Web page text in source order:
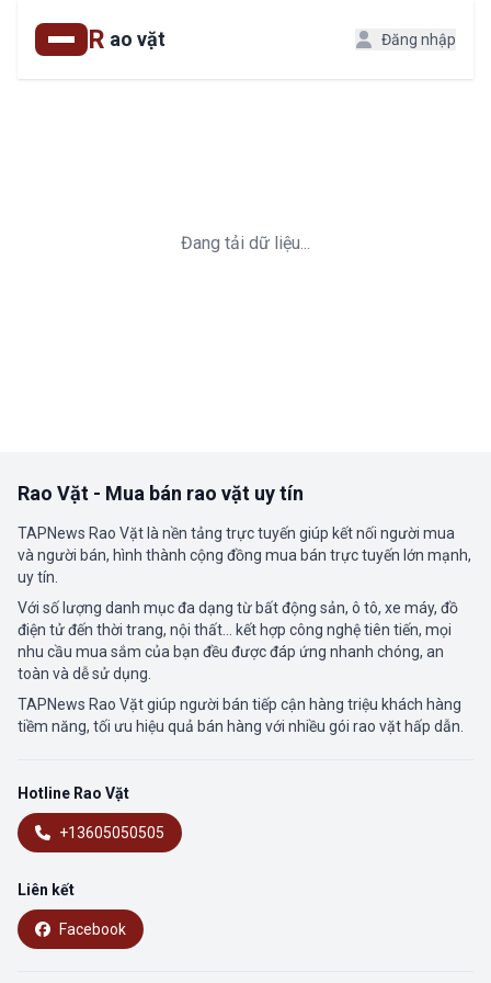
R ao vặt Đăng nhập
Đang tải dữ liệu...
Rao Vặt - Mua bán rao vặt uy tín
TAPNews Rao Vặt là nền tảng trực tuyến giúp kết nối người mua
và người bán, hình thành cộng đồng mua bán trực tuyến lớn mạnh,
uy tín.
Với số lượng danh mục đa dạng từ bất động sản, ô tô, xe máy, đồ
điện tử đến thời trang, nội thất... kết hợp công nghệ tiên tiến, mọi
nhu cầu mua sắm của bạn đều được đáp ứng nhanh chóng, an
toàn và dễ sử dụng.
TAPNews Rao Vặt giúp người bán tiếp cận hàng triệu khách hàng
tiềm năng, tối ưu hiệu quả bán hàng với nhiều gói rao vặt hấp dẫn.
Hotline Rao Vặt
+13605050505
Liên kết
Facebook